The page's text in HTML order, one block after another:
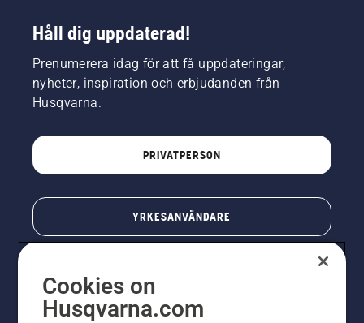
Håll dig uppdaterad!
Prenumerera idag för att få uppdateringar,
nyheter, inspiration och erbjudanden från
Husqvarna.
PRIVATPERSON
YRKESANVÄNDARE
Cookies on
Husqvarna.com